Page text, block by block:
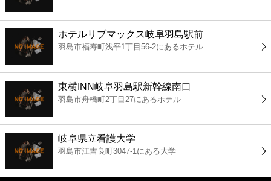
スーパー
エンタメ
レジャー
書店
ファミレス
ファーストフード
ホテルリブマックス岐阜羽島駅前
羽島市福寿町浅平1丁目56-2にあるホテル
東横INN岐阜羽島駅新幹線南口
羽島市舟橋町2丁目27にあるホテル
岐阜県立看護大学
羽島市江吉良町3047-1にある大学